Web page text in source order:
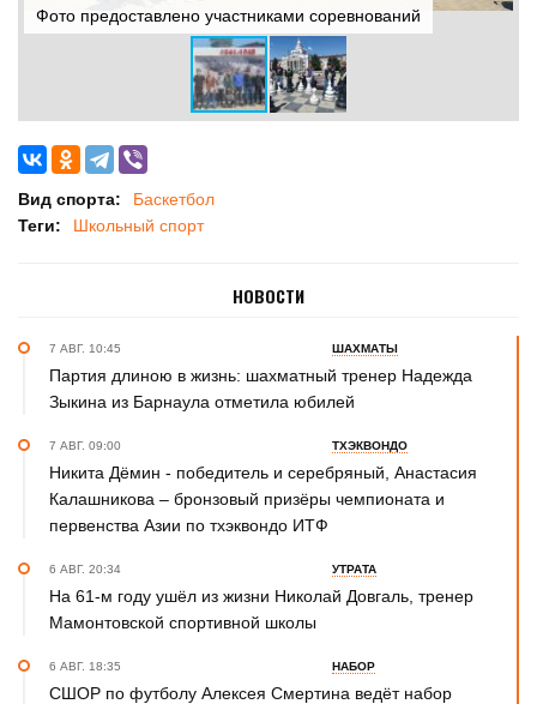
Фото предоставлено участниками соревнований
Вид спорта:
Баскетбол
Теги:
Школьный спорт
НОВОСТИ
7 АВГ. 10:45 ШАХМАТЫ
Партия длиною в жизнь: шахматный тренер Надежда
Зыкина из Барнаула отметила юбилей
7 АВГ. 09:00 ТХЭКВОНДО
Никита Дёмин - победитель и серебряный, Анастасия
Калашникова – бронзовый призёры чемпионата и
первенства Азии по тхэквондо ИТФ
6 АВГ. 20:34 УТРАТА
На 61-м году ушёл из жизни Николай Довгаль, тренер
Мамонтовской спортивной школы
6 АВГ. 18:35 НАБОР
СШОР по футболу Алексея Смертина ведёт набор